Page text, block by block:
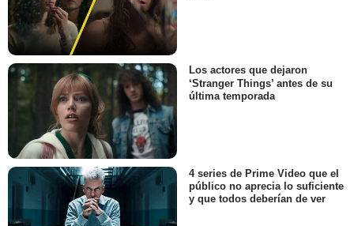
Los actores que dejaron
‘Stranger Things’ antes de su
última temporada
4 series de Prime Video que el
público no aprecia lo suficiente
y que todos deberían de ver